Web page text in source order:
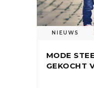
NIEUWS
MODE
GEKOCHT